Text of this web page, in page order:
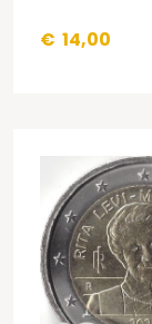
€ 14,00